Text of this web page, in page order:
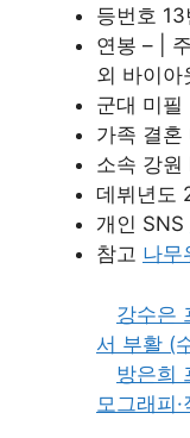
등번호
연봉 – |
외 바이아
군대 미필
가족 결혼
소속 강
데뷔년도
개인 SNS
참고 나무
강수은
서 부활 (
방은희
모그래피